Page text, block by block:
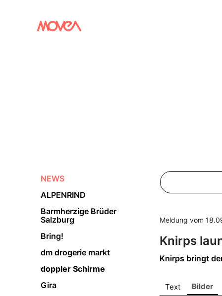
NEWS
ALPENRIND
Barmherzige Brüder
Salzburg
Bring!
dm drogerie markt
doppler Schirme
Gira
Meldung vom
Knirps
Knirps bringt
Text Bilder